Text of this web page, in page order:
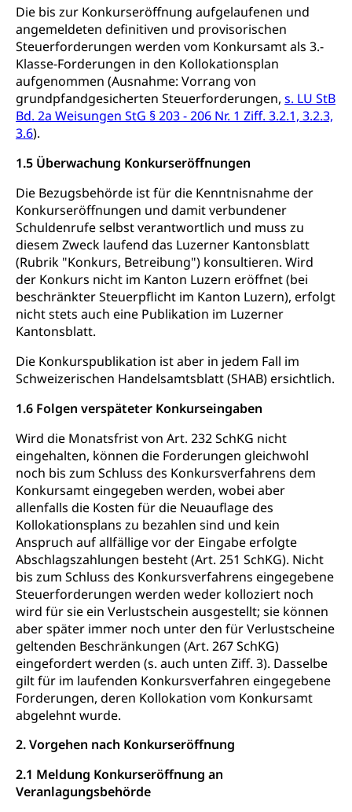
Die bis zur Konkurseröffnung aufgelaufenen und
angemeldeten definitiven und provisorischen
Steuerforderungen werden vom Konkursamt als 3.-
Klasse-Forderungen in den Kollokationsplan
aufgenommen (Ausnahme: Vorrang von
grundpfandgesicherten Steuerforderungen, s. LU StB
Bd. 2a Weisungen StG § 203 - 206 Nr. 1 Ziff. 3.2.1, 3.2.3,
3.6).
1.5 Überwachung Konkurseröffnungen
Die Bezugsbehörde ist für die Kenntnisnahme der
Konkurseröffnungen und damit verbundener
Schuldenrufe selbst verantwortlich und muss zu
diesem Zweck laufend das Luzerner Kantonsblatt
(Rubrik "Konkurs, Betreibung") konsultieren. Wird
der Konkurs nicht im Kanton Luzern eröffnet (bei
beschränkter Steuerpflicht im Kanton Luzern), erfolgt
nicht stets auch eine Publikation im Luzerner
Kantonsblatt.
Die Konkurspublikation ist aber in jedem Fall im
Schweizerischen Handelsamtsblatt (SHAB) ersichtlich.
1.6 Folgen verspäteter Konkurseingaben
Wird die Monatsfrist von Art. 232 SchKG nicht
eingehalten, können die Forderungen gleichwohl
noch bis zum Schluss des Konkursverfahrens dem
Konkursamt eingegeben werden, wobei aber
allenfalls die Kosten für die Neuauflage des
Kollokationsplans zu bezahlen sind und kein
Anspruch auf allfällige vor der Eingabe erfolgte
Abschlagszahlungen besteht (Art. 251 SchKG). Nicht
bis zum Schluss des Konkursverfahrens eingegebene
Steuerforderungen werden weder kolloziert noch
wird für sie ein Verlustschein ausgestellt; sie können
aber später immer noch unter den für Verlustscheine
geltenden Beschränkungen (Art. 267 SchKG)
eingefordert werden (s. auch unten Ziff. 3). Dasselbe
gilt für im laufenden Konkursverfahren eingegebene
Forderungen, deren Kollokation vom Konkursamt
abgelehnt wurde.
2. Vorgehen nach Konkurseröffnung
2.1 Meldung Konkurseröffnung an
Veranlagungsbehörde
Raumdatenpool
Richtplanung Kanton Luzern (ARE)
Raum und Wirtschaft rawi